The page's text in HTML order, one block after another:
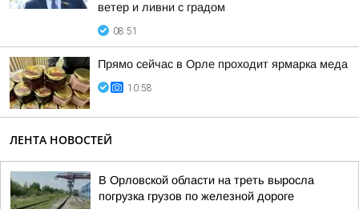
ветер и ливни с градом
08:51
Прямо сейчас в Орле проходит ярмарка меда
10:58
ЛЕНТА НОВОСТЕЙ
В Орловской области на треть выросла
погрузка грузов по железной дороге